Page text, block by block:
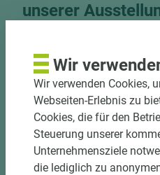
unserer
unser Know-How für
Jetzt
Standort Emsbüren
Standort Marsberg
Wir
Wir verwenden Cookies,
Webseiten-Erlebnis zu
Cookies, die für den
Steuerung unserer
Unternehmensziele
die lediglich zu